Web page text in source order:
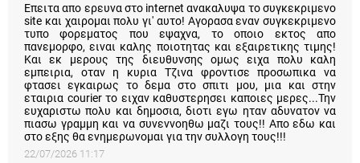
Επειτα απο ερευνα στο internet ανακαλυψα το συγκεκριμενο
site και χαιρομαι πολυ γι' αυτο! Αγορασα εναν συγκεκριμενο
τυπο φορεματος που εψαχνα, το οποιο εκτος απο
πανεμορφο, ειναι καλης ποιοτητας και εξαιρετικης τιμης!
Και εκ μερους της διευθυνσης ομως ειχα πολυ καλη
εμπειρια, οταν η κυρια Τζινα φροντισε προσωπικα να
φτασει εγκαιρως το δεμα στο σπιτι μου, μια και στην
εταιρια courier το ειχαν καθυστερησει καποιες μερες...Την
ευχαριστω πολυ και δημοσια, διοτι εγω ηταν αδυνατον να
πιασω γραμμη και να συνεννοηθω μαζι τους!! Απο εδω και
στο εξης θα ενημερωνομαι για την συλλογη τους!!!
22/07/2026 11:17